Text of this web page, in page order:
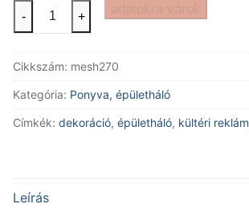
gr-
épületháló
-
mennyiség
- + adatokra várok
Cikkszám: mesh270
Kategória: Ponyva, épületháló
Címkék: dekoráció, épületháló, kültéri reklám
Leírás